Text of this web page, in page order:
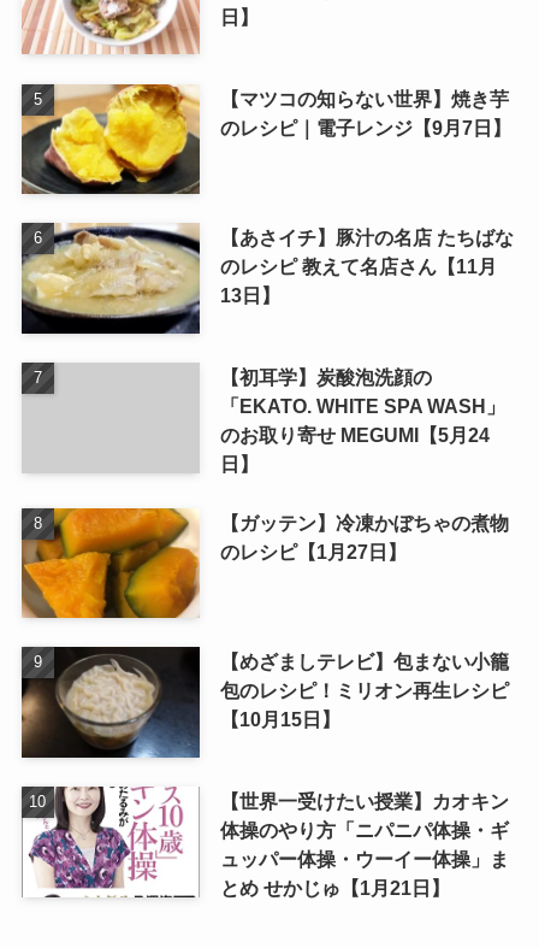
日】
【マツコの知らない世界】焼き芋
のレシピ｜電子レンジ【9月7日】
【あさイチ】豚汁の名店 たちばな
のレシピ 教えて名店さん【11月
13日】
【初耳学】炭酸泡洗顔の
「EKATO. WHITE SPA WASH」
のお取り寄せ MEGUMI【5月24
日】
【ガッテン】冷凍かぼちゃの煮物
のレシピ【1月27日】
【めざましテレビ】包まない小籠
包のレシピ！ミリオン再生レシピ
【10月15日】
【世界一受けたい授業】カオキン
体操のやり方「ニパニパ体操・ギ
ュッパー体操・ウーイー体操」ま
とめ せかじゅ【1月21日】